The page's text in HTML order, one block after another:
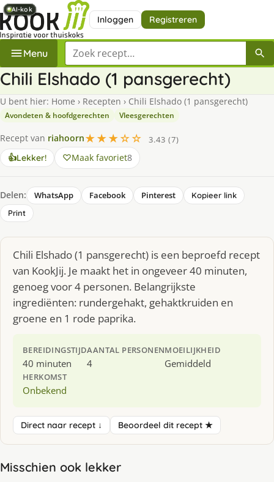
Inloggen Registreren
Menu Zoek een recept
Chili Elshado (1 pansgerecht)
U bent hier: Home › Recepten › Chili Elshado (1 pansgerecht)
Avondeten & hoofdgerechten Vleesgerechten
Recept van riahoorn★★★☆☆
3.43 (7)
👍Lekker! Maak favoriet8
Delen: WhatsApp Facebook Pinterest
Kopieer link
Print
Chili Elshado (1 pansgerecht) is een beproefd recept
van KookJij. Je maakt het in ongeveer 40 minuten,
genoeg voor 4 personen. Belangrijkste
ingrediënten: rundergehakt, gehaktkruiden en
groene en 1 rode paprika.
BEREIDINGSTIJD
40 minuten
AANTAL PERSONEN
4
MOEILIJKHEID
Gemiddeld
HERKOMST
Onbekend
Direct naar recept ↓ Beoordeel dit recept ★
Misschien ook lekker
AI-kok
AI-kok
AI-kok
AI-kok
AI-kok
AI-kok
AI-kok
AI-kok